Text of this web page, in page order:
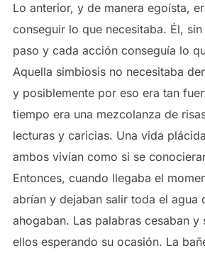
Lo anterior, y de manera egoísta,
conseguir lo que necesitaba. Él,
paso y cada acción conseguía lo
Aquella simbiosis no necesitaba
y posiblemente por eso era tan
tiempo era una mezcolanza de
lecturas y caricias. Una vida
ambos vivían como si se
Entonces, cuando llegaba el
abrían y dejaban salir toda el agua
ahogaban. Las palabras cesaban y
ellos esperando su ocasión. La